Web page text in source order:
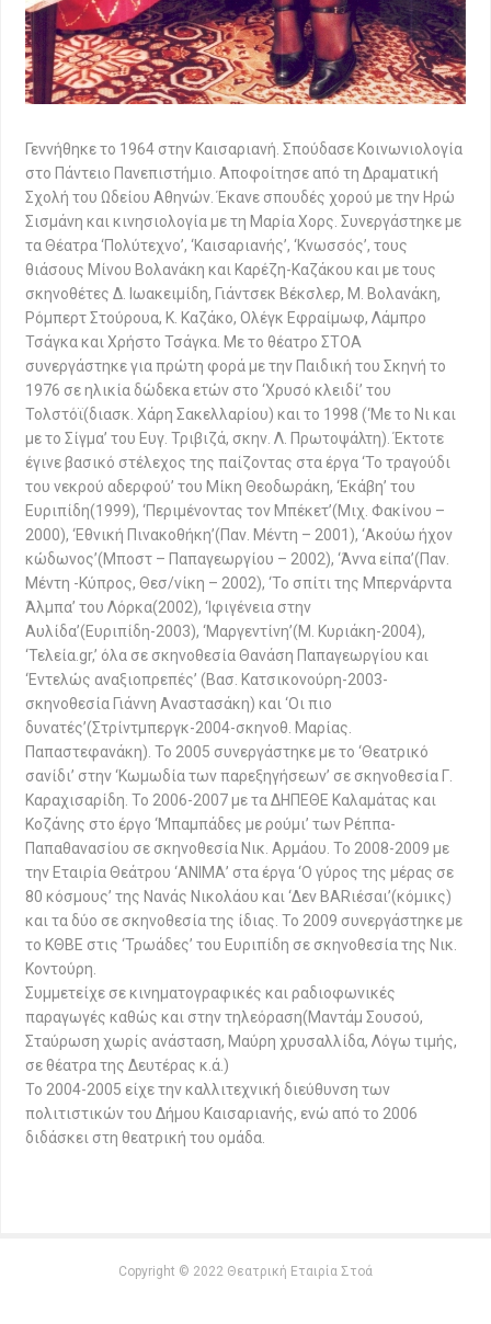
Γεννήθηκε το 1964 στην Καισαριανή. Σπούδασε Κοινωνιολογία
στο Πάντειο Πανεπιστήμιο. Αποφοίτησε από τη Δραματική
Σχολή του Ωδείου Αθηνών. Έκανε σπουδές χορού με την Ηρώ
Σισμάνη και κινησιολογία με τη Μαρία Χορς. Συνεργάστηκε με
τα Θέατρα ‘Πολύτεχνο’, ‘Καισαριανής’, ‘Κνωσσός’, τους
θιάσους Μίνου Βολανάκη και Καρέζη-Καζάκου και με τους
σκηνοθέτες Δ. Ιωακειμίδη, Γιάντσεκ Βέκσλερ, Μ. Βολανάκη,
Ρόμπερτ Στούρουα, Κ. Καζάκο, Ολέγκ Εφραίμωφ, Λάμπρο
Τσάγκα και Χρήστο Τσάγκα. Με το θέατρο ΣΤΟΑ
συνεργάστηκε για πρώτη φορά με την Παιδική του Σκηνή το
1976 σε ηλικία δώδεκα ετών στο ‘Χρυσό κλειδί’ του
Τολστόϊ(διασκ. Χάρη Σακελλαρίου) και το 1998 (‘Με το Νι και
με το Σίγμα’ του Ευγ. Τριβιζά, σκην. Λ. Πρωτοψάλτη). Έκτοτε
έγινε βασικό στέλεχος της παίζοντας στα έργα ‘Το τραγούδι
του νεκρού αδερφού’ του Μίκη Θεοδωράκη, ‘Εκάβη’ του
Ευριπίδη(1999), ‘Περιμένοντας τον Μπέκετ’(Μιχ. Φακίνου –
2000), ‘Εθνική Πινακοθήκη’(Παν. Μέντη – 2001), ‘Ακούω ήχον
κώδωνος’(Μποστ – Παπαγεωργίου – 2002), ‘Άννα είπα’(Παν.
Μέντη -Κύπρος, Θεσ/νίκη – 2002), ‘Το σπίτι της Μπερνάρντα
Άλμπα’ του Λόρκα(2002), ‘Ιφιγένεια στην
Αυλίδα’(Ευριπίδη-2003), ‘Μαργεντίνη’(Μ. Κυριάκη-2004),
‘Τελεία.gr,’ όλα σε σκηνοθεσία Θανάση Παπαγεωργίου και
‘Εντελώς αναξιοπρεπές’ (Βασ. Κατσικονούρη-2003-
σκηνοθεσία Γιάννη Αναστασάκη) και ‘Οι πιο
δυνατές’(Στρίντμπεργκ-2004-σκηνοθ. Μαρίας.
Παπαστεφανάκη). Το 2005 συνεργάστηκε με το ‘Θεατρικό
σανίδι’ στην ‘Κωμωδία των παρεξηγήσεων’ σε σκηνοθεσία Γ.
Καραχισαρίδη. Το 2006-2007 με τα ΔΗΠΕΘΕ Καλαμάτας και
Κοζάνης στο έργο ‘Μπαμπάδες με ρούμι’ των Ρέππα-
Παπαθανασίου σε σκηνοθεσία Νικ. Αρμάου. Το 2008-2009 με
την Εταιρία Θεάτρου ‘ΑΝΙΜΑ’ στα έργα ‘Ο γύρος της μέρας σε
80 κόσμους’ της Νανάς Νικολάου και ‘Δεν BARιέσαι’(κόμικς)
και τα δύο σε σκηνοθεσία της ίδιας. Το 2009 συνεργάστηκε με
το ΚΘΒΕ στις ‘Τρωάδες’ του Ευριπίδη σε σκηνοθεσία της Νικ.
Κοντούρη.
Συμμετείχε σε κινηματογραφικές και ραδιοφωνικές
παραγωγές καθώς και στην τηλεόραση(Μαντάμ Σουσού,
Σταύρωση χωρίς ανάσταση, Μαύρη χρυσαλλίδα, Λόγω τιμής,
σε θέατρα της Δευτέρας κ.ά.)
Το 2004-2005 είχε την καλλιτεχνική διεύθυνση των
πολιτιστικών του Δήμου Καισαριανής, ενώ από το 2006
διδάσκει στη θεατρική του ομάδα.
Copyright © 2022 Θεατρική Εταιρία Στοά